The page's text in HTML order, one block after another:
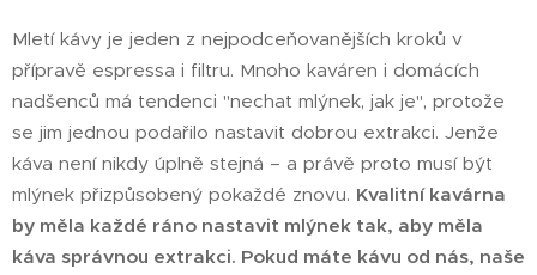
Mletí kávy je jeden z nejpodceňovanějších kroků v
přípravě espressa i filtru. Mnoho kaváren i domácích
nadšenců má tendenci "nechat mlýnek, jak je", protože
se jim jednou podařilo nastavit dobrou extrakci. Jenže
káva není nikdy úplně stejná – a právě proto musí být
mlýnek přizpůsobený pokaždé znovu. Kvalitní kavárna
by měla každé ráno nastavit mlýnek tak, aby měla
káva správnou extrakci. Pokud máte kávu od nás, naše